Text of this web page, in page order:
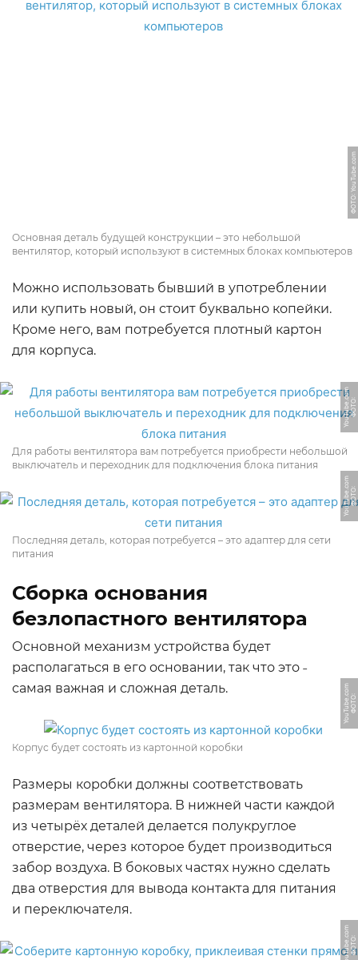
ФОТО: YouTube.com
Основная деталь будущей конструкции – это небольшой
вентилятор, который используют в системных блоках компьютеров
Можно использовать бывший в употреблении
или купить новый, он стоит буквально копейки.
Кроме него, вам потребуется плотный картон
для корпуса.
Ф
О
Т
О:
Y
o
u
T
u
b
e.
c
o
m
Для работы вентилятора вам потребуется приобрести небольшой
выключатель и переходник для подключения блока питания
Ф
О
Т
О:
Y
o
u
T
u
b
e.
c
o
m
Последняя деталь, которая потребуется – это адаптер для сети
питания
Сборка основания
безлопастного вентилятора
Основной механизм устройства будет
располагаться в его основании, так что это ˗
самая важная и сложная деталь.
Ф
О
Т
О:
Y
o
u
T
u
b
e.
c
o
m
Корпус будет состоять из картонной коробки
Размеры коробки должны соответствовать
размерам вентилятора. В нижней части каждой
из четырёх деталей делается полукруглое
отверстие, через которое будет производиться
забор воздуха. В боковых частях нужно сделать
два отверстия для вывода контакта для питания
и переключателя.
Ф
О
Т
О:
Y
o
u
T
u
b
e.
c
o
m